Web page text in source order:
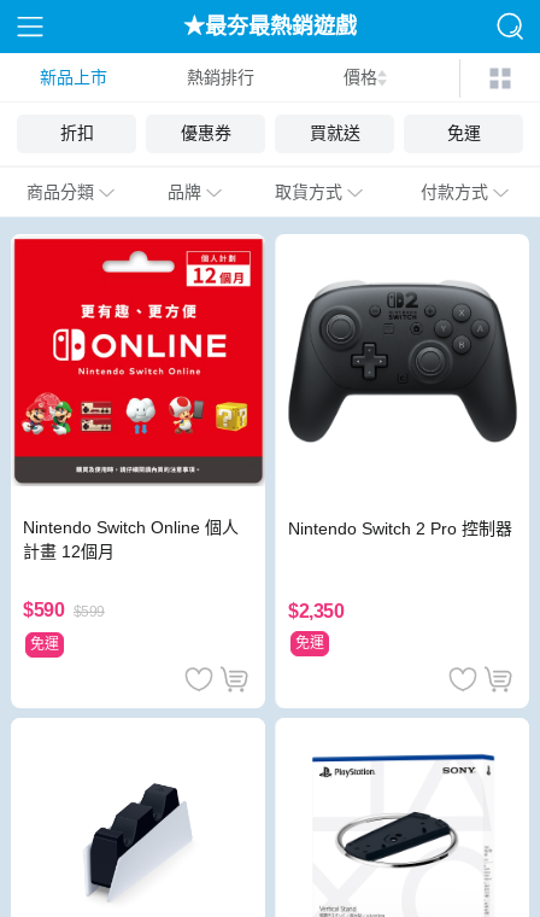
★最夯最熱銷遊戲
新品上市 熱銷排行 價格
折扣 優惠券 買就送 免運
商品分類 品牌 取貨方式 付款方式
Nintendo Switch Online 個人
計畫 12個月
$590 $599
免運
Nintendo Switch 2 Pro 控制器
$2,350
免運